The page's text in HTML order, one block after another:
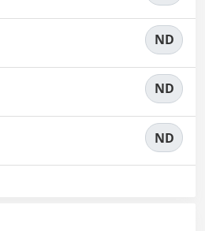
ND
ND
ND